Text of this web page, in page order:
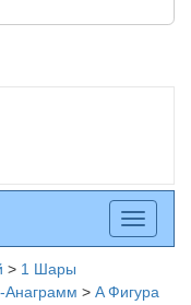
меню
> 1 Шары
Анаграмм > A Фигура